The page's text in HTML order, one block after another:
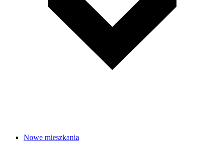
Nowe mieszkania